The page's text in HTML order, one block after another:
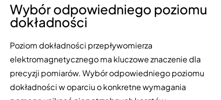
Wybór odpowiedniego poziomu
dokładności
Poziom dokładności przepływomierza
elektromagnetycznego ma kluczowe znaczenie dla
precyzji pomiarów. Wybór odpowiedniego poziomu
dokładności w oparciu o konkretne wymagania